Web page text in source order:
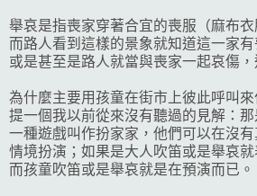
舉哀是指喪家穿著合宜的喪服（麻布衣
而路人看到這樣的景象就知道這一家
或是甚至是路人就當與喪家一起哀傷，
為什麼主要用孩童在街市上彼此呼叫
提一個我以前從來沒有聽過的見解：
一種遊戲叫作扮家家，他們可以在沒
情境扮演；如果是大人吹笛或是舉哀就
而孩童吹笛或是舉哀就是在預演而已。